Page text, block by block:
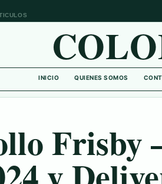
INICIO QUIENES SOMOS
Frisby